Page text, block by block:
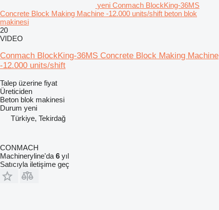
yeni Conmach BlockKing-36MS
Concrete Block Making Machine -12.000 units/shift beton blok
makinesi
20
VIDEO
Conmach BlockKing-36MS Concrete Block Making Machine
-12.000 units/shift
Talep üzerine fiyat
Üreticiden
Beton blok makinesi
Durum yeni
Türkiye, Tekirdağ
CONMACH
Machineryline'da 6 yıl
Satıcıyla iletişime geç